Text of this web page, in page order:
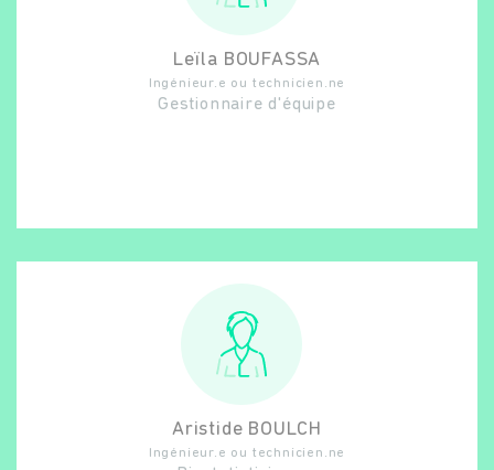
Leïla BOUFASSA
Ingénieur.e ou technicien.ne
Gestionnaire d'équipe
Aristide BOULCH
Ingénieur.e ou technicien.ne